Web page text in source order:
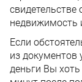
свидетельстве
недвижимость
Если
из документов
деньги Вы